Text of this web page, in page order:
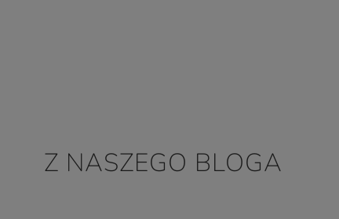
Z NASZEGO BLOGA